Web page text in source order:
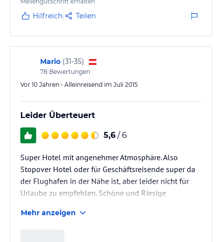
Hilfreich Teilen
Mario (31-35)
78 Bewertungen
Vor 10 Jahren • Alleinreisend im Juli 2015
Leider Überteuert
5,6 / 6
Super Hotel mit angenehmer Atmosphäre. Also
Stopover Hotel oder für Geschäftsreisende super da
der Flughafen in der Nähe ist, aber leider nicht für
Urlaube zu empfehlen. Schöne und Riesige
dem Hotel angeschlossen.
Mehr anzeigen